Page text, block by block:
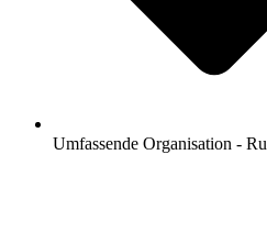
Umfassende Organisation -